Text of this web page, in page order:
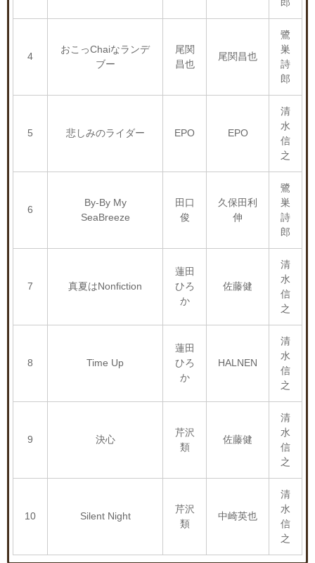
4
おこっChaiなランデ
ブー
尾関
昌也
尾関昌也
鷺
巣
詩
郎
5 悲しみのライダー EPO EPO
清
水
信
之
6
By-By My
SeaBreeze
田口
俊
久保田利
伸
鷺
巣
詩
郎
7 真夏はNonfiction
蓮田
ひろ
か
佐藤健
清
水
信
之
8 Time Up
蓮田
ひろ
か
HALNEN
清
水
信
之
9 決心
芹沢
類
佐藤健
清
水
信
之
10 Silent Night
芹沢
類
中崎英也
清
水
信
之